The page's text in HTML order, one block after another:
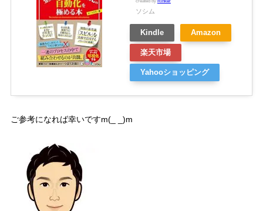
ソシム
Kindle Amazon
楽天市場
Yahooショッピング
ご参考になれば幸いですm(_ _)m